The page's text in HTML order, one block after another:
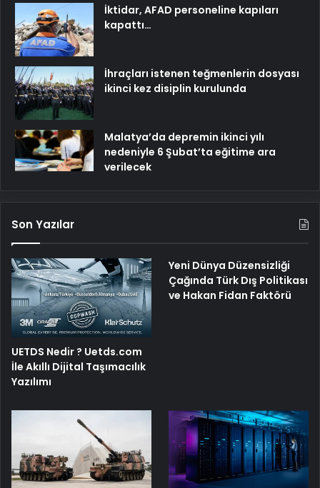
İktidar, AFAD personeline kapıları
kapattı…
İhraçları istenen teğmenlerin dosyası
ikinci kez disiplin kurulunda
Malatya’da depremin ikinci yılı
nedeniyle 6 Şubat’ta eğitime ara
verilecek
Son Yazılar
UETDS Nedir ? Uetds.com
İle Akıllı Dijital Taşımacılık
Yazılımı
Yeni Dünya Düzensizliği
Çağında Türk Dış Politikası
ve Hakan Fidan Faktörü